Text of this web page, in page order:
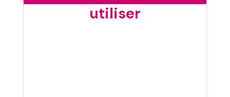
utiliser